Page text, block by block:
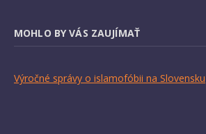
MOHLO BY VÁS ZAUJÍMAŤ
Výročné správy o islamofóbii na Slovensku